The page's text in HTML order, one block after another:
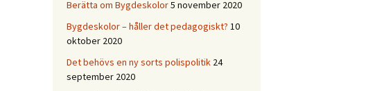
Berätta om Bygdeskolor5 november 2020
Bygdeskolor – håller det pedagogiskt? 10
oktober 2020
Det behövs en ny sorts polispolitik 24
september 2020